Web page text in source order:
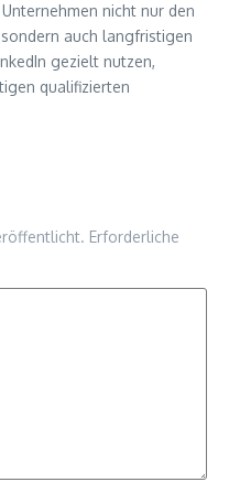
nicht nur den
auch langfristigen
gezielt nutzen,
qualifizierten
Erforderliche